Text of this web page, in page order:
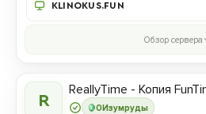
KLINOKUS.FUN
Обзор сервера
R 0Изумруды
ReallyTime - Копия